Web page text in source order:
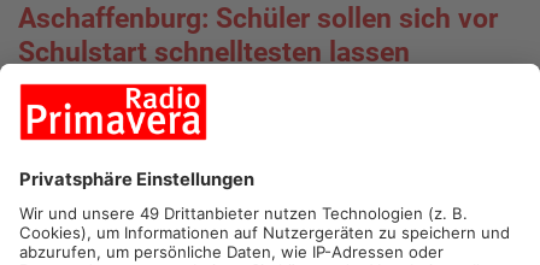
Aschaffenburg: Schüler sollen sich vor
Schulstart schnelltesten lassen
05.01.2022, 07:17 UHR